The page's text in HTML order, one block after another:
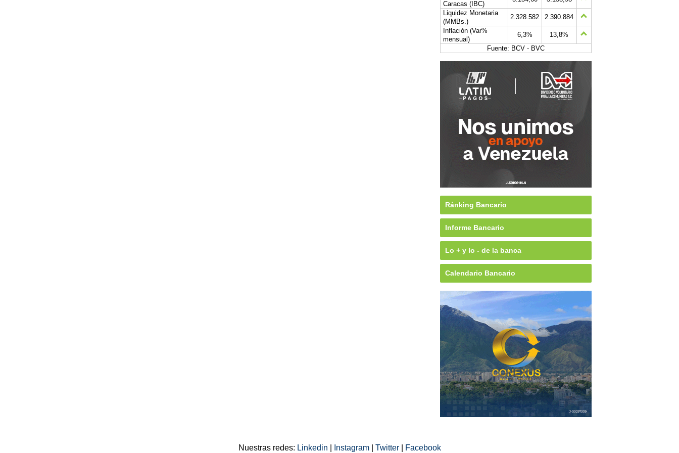
Caracas (IBC)
Liquidez Monetaria
(MMBs.)
2.328.582
2.390.884
Inflación (Var%
mensual)
6,3%
13,8%
Fuente: BCV - BVC
Ránking Bancario
Informe Bancario
Lo + y lo - de la banca
Calendario Bancario
Nuestras redes: Linkedin Instagram Twitter Facebook